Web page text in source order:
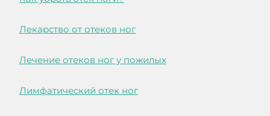
Лекарство от отеков ног
Лечение отеков ног у пожилых
Лимфатический отек ног